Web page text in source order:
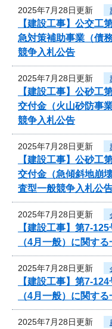
2025年7月28日更新
【建設工事】公交
急対策補助事業（債
競争入札公告
2025年7月28日更新
【建設工事】公砂
交付金（火山砂防事
競争入札公告
2025年7月28日更新
【建設工事】公砂
交付金（急傾斜地崩
査型一般競争入札公
2025年7月28日更新
【建設工事】第7-
（4月一般）に関す
2025年7月28日更新
【建設工事】第7-
（4月一般）に関す
2025年7月28日更新